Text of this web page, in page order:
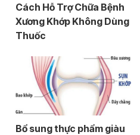
Cách Hỗ Trợ Chữa Bệnh
Xương Khớp Không Dùng
Thuốc
Bổ sung thực phẩm giàu